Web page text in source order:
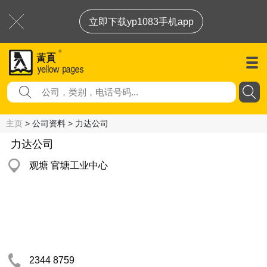
立即下载yp1083手机app
主页 > 公司资料 > 力达公司
力达公司
观塘 官塘工业中心
2344 8759